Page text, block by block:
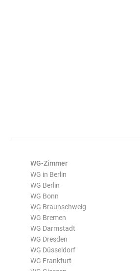
WG-Zimmer
WG in Berlin
WG Berlin
WG Bonn
WG Braunschweig
WG Bremen
WG Darmstadt
WG Dresden
WG Düsseldorf
WG Frankfurt